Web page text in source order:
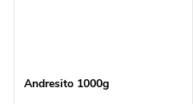
Andresito 1000g